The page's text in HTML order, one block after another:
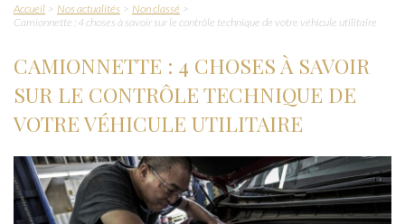
Accueil Nos actualités
Non classé
Camionnette : 4 choses à savoir sur le contrôle technique de votre véhicule utilitaire
CAMIONNETTE : 4 CHOSES À SAVOIR
SUR LE CONTRÔLE TECHNIQUE DE
VOTRE VÉHICULE UTILITAIRE